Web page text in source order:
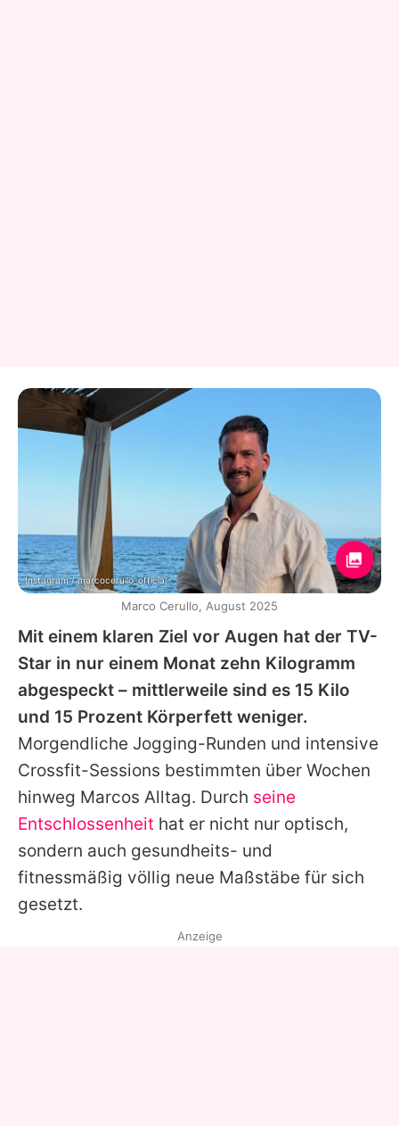
Mit einem klaren Ziel vor Augen hat der TV-
Star in nur einem Monat zehn Kilogramm
abgespeckt – mittlerweile sind es 15 Kilo
und 15 Prozent Körperfett weniger.
Morgendliche Jogging-Runden und intensive
Crossfit-Sessions bestimmten über Wochen
hinweg Marcos Alltag. Durch seine
Entschlossenheit hat er nicht nur optisch,
sondern auch gesundheits- und
fitnessmäßig völlig neue Maßstäbe für sich
gesetzt.
Instagram / marcocerullo_official
Marco Cerullo, August 2025
Anzeige